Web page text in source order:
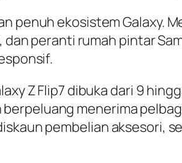
penuh ekosistem Galaxy.
peranti rumah pintar
Z Flip7 dibuka dari 9
menerima
pembelian aksesori,